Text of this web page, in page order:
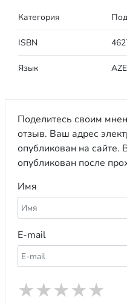
Категория
ISBN
Язык AZE
Поделитесь своим
отзыв. Ваш адрес
опубликован на сайте.
опубликован после
Имя
E-mail
★
★
★
★
★